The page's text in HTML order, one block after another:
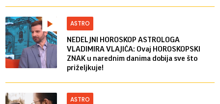
ASTRO
NEDELJNI HOROSKOP ASTROLOGA
VLADIMIRA VLAJIĆA: Ovaj HOROSKOPSKI
ZNAK u narednim danima dobija sve što
priželjkuje!
ASTRO